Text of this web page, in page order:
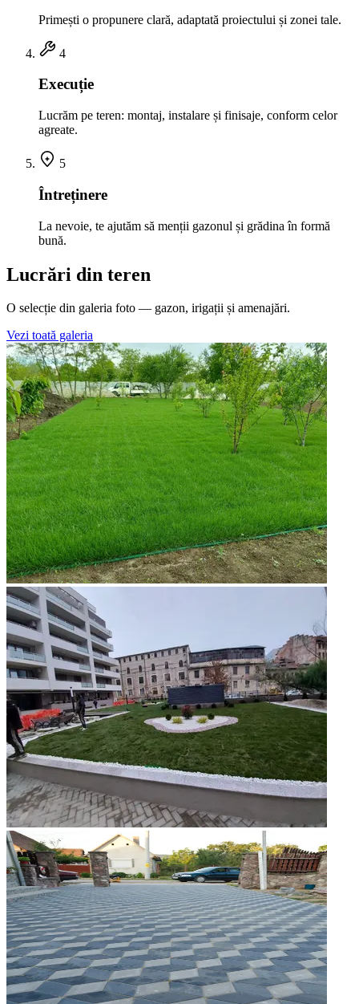
Primești o propunere clară, adaptată proiectului și zonei tale.
4
Execuție
Lucrăm pe teren: montaj, instalare și finisaje, conform celor
agreate.
5
Întreținere
La nevoie, te ajutăm să menții gazonul și grădina în formă
bună.
Lucrări din teren
O selecție din galeria foto — gazon, irigații și amenajări.
Vezi toată galeria